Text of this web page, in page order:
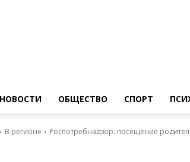
НОВОСТИ ОБЩЕСТВО СПОРТ
В регионе Роспотребнадзор: посещение